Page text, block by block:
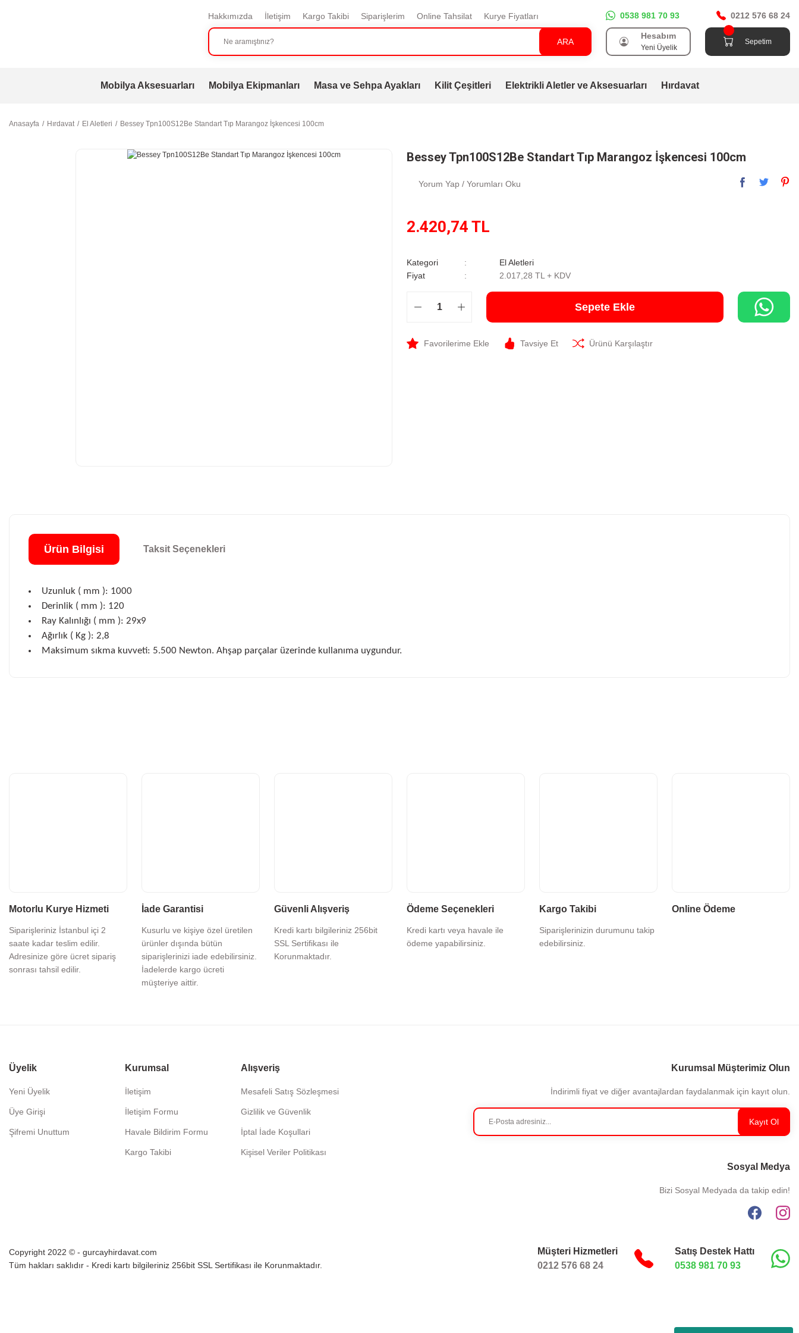
Hakkımızda İletişim Kargo Takibi Siparişlerim Online Tahsilat Kurye Fiyatları
ARA
0538 981 70 93 0212 576 68 24
Hesabım
Yeni Üyelik
Sepetim
Mobilya Aksesuarları Mobilya Ekipmanları Masa ve Sehpa Ayakları Kilit Çeşitleri Elektrikli Aletler ve Aksesuarları Hırdavat
Anasayfa Hırdavat El Aletleri Bessey Tpn100S12Be Standart Tıp Marangoz İşkencesi 100cm
Bessey Tpn100S12Be Standart Tıp Marangoz İşkencesi 100cm
Yorum Yap / Yorumları Oku
2.420,74 TL
Kategori
El Aletleri
Fiyat
2.017,28 TL + KDV
Sepete Ekle
Tavsiye Et Ürünü Karşılaştır
Ürün Bilgisi Taksit Seçenekleri
Uzunluk ( mm ): 1000
Derinlik ( mm ): 120
Ray Kalınlığı ( mm ): 29x9
Ağırlık ( Kg ): 2,8
Maksimum sıkma kuvveti: 5.500 Newton. Ahşap parçalar üzerinde kullanıma uygundur.
Motorlu Kurye Hizmeti
Siparişleriniz İstanbul içi 2
saate kadar teslim edilir.
Adresinize göre ücret sipariş
sonrası tahsil edilir.
İade Garantisi
Kusurlu ve kişiye özel üretilen
ürünler dışında bütün
siparişlerinizi iade edebilirsiniz.
İadelerde kargo ücreti
müşteriye aittir.
Güvenli Alışveriş
Kredi kartı bilgileriniz 256bit
SSL Sertifikası ile
Korunmaktadır.
Ödeme Seçenekleri
Kredi kartı veya havale ile
ödeme yapabilirsiniz.
Kargo Takibi
Siparişlerinizin durumunu takip
edebilirsiniz.
Online Ödeme
Üyelik
Yeni Üyelik
Üye Girişi
Şifremi Unuttum
Kurumsal
İletişim
İletişim Formu
Havale Bildirim Formu
Kargo Takibi
Alışveriş
Mesafeli Satış Sözleşmesi
Gizlilik ve Güvenlik
İptal İade Koşullari
Kişisel Veriler Politikası
Kurumsal Müşterimiz Olun
İndirimli fiyat ve diğer avantajlardan faydalanmak için kayıt olun.
Kayıt Ol
Sosyal Medya
Bizi Sosyal Medyada da takip edin!
Copyright 2022 © - gurcayhirdavat.com
Tüm hakları saklıdır - Kredi kartı bilgileriniz 256bit SSL Sertifikası ile Korunmaktadır.
Müşteri Hizmetleri
0212 576 68 24
Satış Destek Hattı
0538 981 70 93